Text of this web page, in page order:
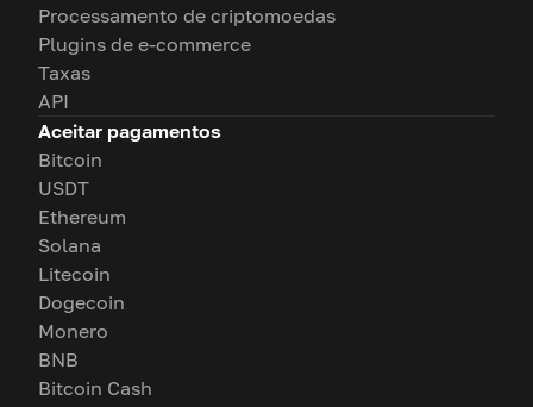
Processamento de criptomoedas
Plugins de e-commerce
Taxas
API
Aceitar pagamentos
Bitcoin
USDT
Ethereum
Solana
Litecoin
Dogecoin
Monero
BNB
Bitcoin Cash